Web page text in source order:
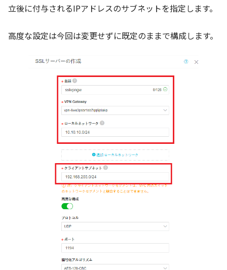
立後に付与されるIPアドレスのサブネットを指定します。
高度な設定は今回は変更せずに既定のままで構成します。